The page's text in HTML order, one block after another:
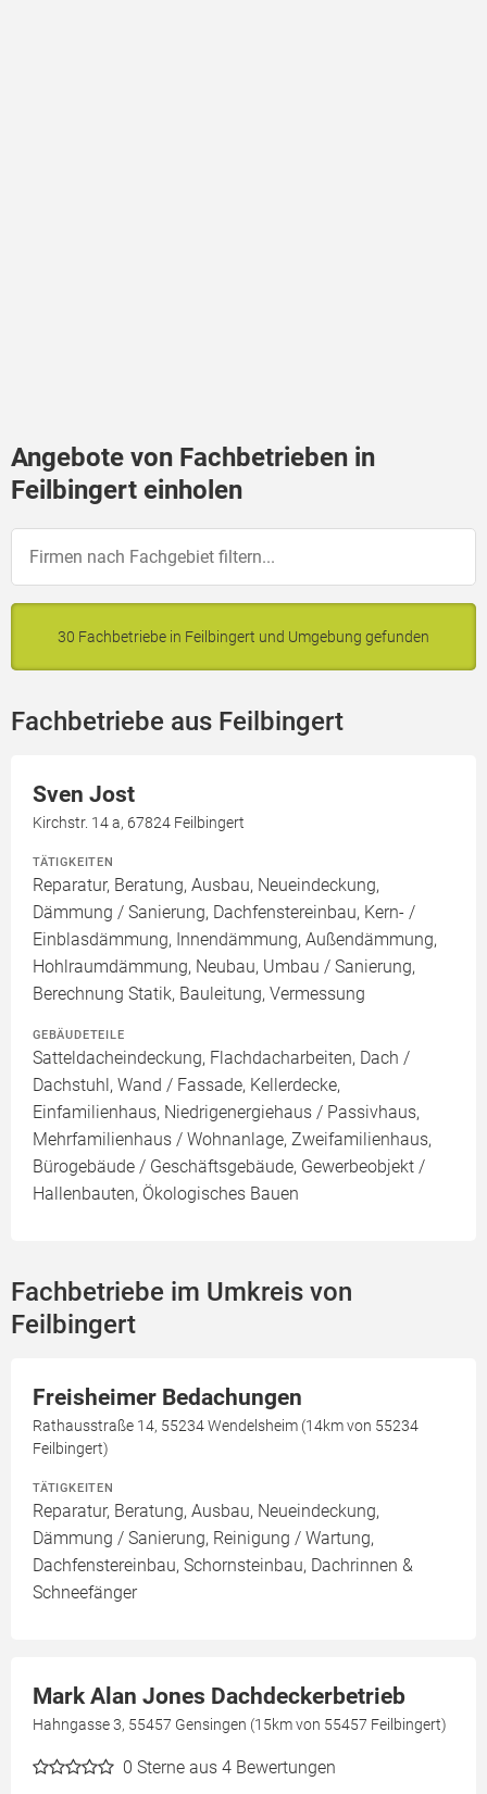
Angebote von Fachbetrieben in
Feilbingert einholen
30 Fachbetriebe in Feilbingert und Umgebung gefunden
Fachbetriebe aus Feilbingert
Sven Jost
Kirchstr. 14 a, 67824 Feilbingert
TÄTIGKEITEN
Reparatur, Beratung, Ausbau, Neueindeckung,
Dämmung / Sanierung, Dachfenstereinbau, Kern- /
Einblasdämmung, Innendämmung, Außendämmung,
Hohlraumdämmung, Neubau, Umbau / Sanierung,
Berechnung Statik, Bauleitung, Vermessung
GEBÄUDETEILE
Satteldacheindeckung, Flachdacharbeiten, Dach /
Dachstuhl, Wand / Fassade, Kellerdecke,
Einfamilienhaus, Niedrigenergiehaus / Passivhaus,
Mehrfamilienhaus / Wohnanlage, Zweifamilienhaus,
Bürogebäude / Geschäftsgebäude, Gewerbeobjekt /
Hallenbauten, Ökologisches Bauen
Fachbetriebe im Umkreis von
Feilbingert
Freisheimer Bedachungen
Rathausstraße 14, 55234 Wendelsheim (14km von 55234
Feilbingert)
TÄTIGKEITEN
Reparatur, Beratung, Ausbau, Neueindeckung,
Dämmung / Sanierung, Reinigung / Wartung,
Dachfenstereinbau, Schornsteinbau, Dachrinnen &
Schneefänger
Mark Alan Jones Dachdeckerbetrieb
Hahngasse 3, 55457 Gensingen (15km von 55457 Feilbingert)
0 Sterne aus 4 Bewertungen